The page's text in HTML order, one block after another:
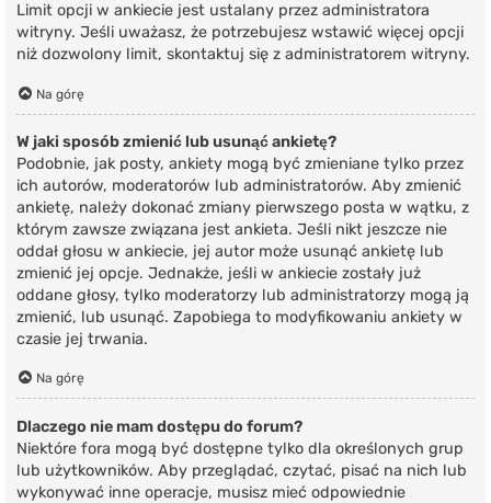
Limit opcji w ankiecie jest ustalany przez administratora
witryny. Jeśli uważasz, że potrzebujesz wstawić więcej opcji
niż dozwolony limit, skontaktuj się z administratorem witryny.
Na górę
W jaki sposób zmienić lub usunąć ankietę?
Podobnie, jak posty, ankiety mogą być zmieniane tylko przez
ich autorów, moderatorów lub administratorów. Aby zmienić
ankietę, należy dokonać zmiany pierwszego posta w wątku, z
którym zawsze związana jest ankieta. Jeśli nikt jeszcze nie
oddał głosu w ankiecie, jej autor może usunąć ankietę lub
zmienić jej opcje. Jednakże, jeśli w ankiecie zostały już
oddane głosy, tylko moderatorzy lub administratorzy mogą ją
zmienić, lub usunąć. Zapobiega to modyfikowaniu ankiety w
czasie jej trwania.
Na górę
Dlaczego nie mam dostępu do forum?
Niektóre fora mogą być dostępne tylko dla określonych grup
lub użytkowników. Aby przeglądać, czytać, pisać na nich lub
wykonywać inne operacje, musisz mieć odpowiednie